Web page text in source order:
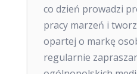
co dzień prowadzi
pracy marzeń i
opartej o markę
regularnie